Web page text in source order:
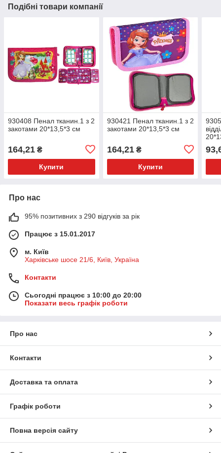
Подібні товари компанії
930408 Пенал тканин.1 з 2
закотами 20*13,5*3 см
164,21 ₴
Купити
930421 Пенал тканин.1 з 2
закотами 20*13,5*3 см
164,21₴
Купити
Про нас
95% позитивних з 290 відгуків за рік
Працює з 15.01.2017
м. Київ
Харківське шосе 21/6, Київ, Україна
Контакти
Сьогодні працює з 10:00 до 20:00
Показати весь графік роботи
Про нас
Контакти
Доставка та оплата
Графік роботи
Повна версія сайту